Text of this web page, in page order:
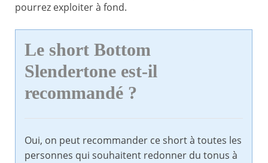
pourrez exploiter à fond.
Le short Bottom
Slendertone est-il
recommandé ?
Oui, on peut recommander ce short à toutes les
personnes qui souhaitent redonner du tonus à